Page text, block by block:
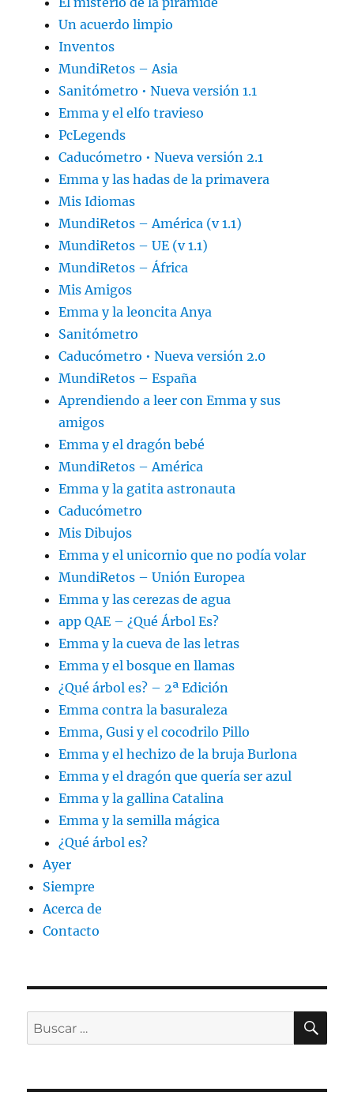
Un acuerdo limpio
Inventos
MundiRetos – Asia
Sanitómetro • Nueva versión 1.1
Emma y el elfo travieso
PcLegends
Caducómetro • Nueva versión 2.1
Emma y las hadas de la primavera
Mis Idiomas
MundiRetos – América (v 1.1)
MundiRetos – UE (v 1.1)
MundiRetos – África
Mis Amigos
Emma y la leoncita Anya
Sanitómetro
Caducómetro • Nueva versión 2.0
MundiRetos – España
Aprendiendo a leer con Emma y sus
amigos
Emma y el dragón bebé
MundiRetos – América
Emma y la gatita astronauta
Caducómetro
Mis Dibujos
Emma y el unicornio que no podía volar
MundiRetos – Unión Europea
Emma y las cerezas de agua
app QAE – ¿Qué Árbol Es?
Emma y la cueva de las letras
Emma y el bosque en llamas
¿Qué árbol es? – 2ª Edición
Emma contra la basuraleza
Emma, Gusi y el cocodrilo Pillo
Emma y el hechizo de la bruja Burlona
Emma y el dragón que quería ser azul
Emma y la gallina Catalina
Emma y la semilla mágica
¿Qué árbol es?
Ayer
Siempre
Acerca de
Contacto
Buscar
por: